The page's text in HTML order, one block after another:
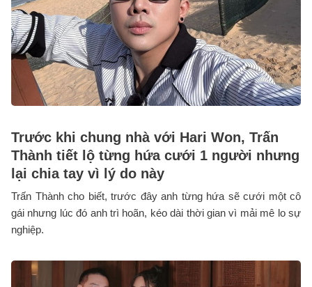
Trước khi chung nhà với Hari Won, Trấn
Thành tiết lộ từng hứa cưới 1 người nhưng
lại chia tay vì lý do này
Trấn Thành cho biết, trước đây anh từng hứa sẽ cưới một cô
gái nhưng lúc đó anh trì hoãn, kéo dài thời gian vì mải mê lo sự
nghiệp.